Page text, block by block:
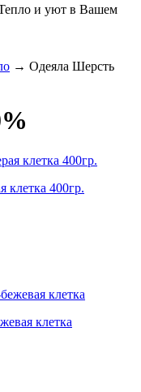
и уют в Вашем
→ Одеяла Шерсть
клетка 400гр.
клетка